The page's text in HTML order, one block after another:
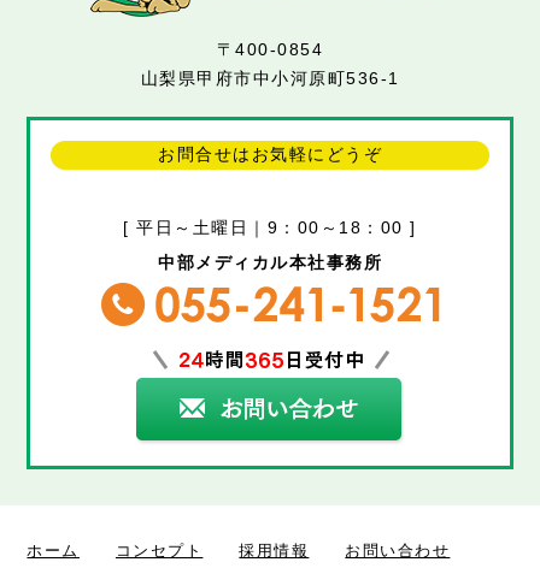
〒400-0854
山梨県甲府市中小河原町536-1
お問合せはお気軽にどうぞ
[ 平日～土曜日｜9：00～18：00 ]
中部メディカル本社事務所
ホーム コンセプト 採用情報 お問い合わせ